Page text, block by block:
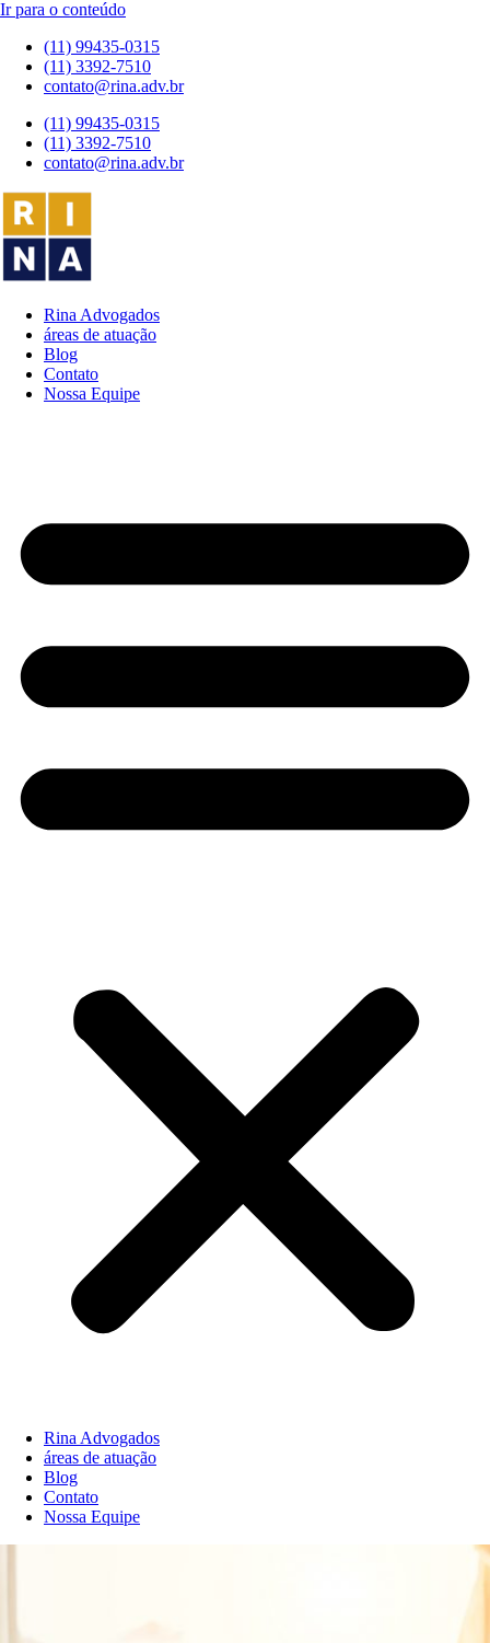
Ir para o conteúdo
(11) 99435-0315
(11) 3392-7510
contato@rina.adv.br
(11) 99435-0315
(11) 3392-7510
contato@rina.adv.br
Rina Advogados
áreas de atuação
Blog
Contato
Nossa Equipe
Rina Advogados
áreas de atuação
Blog
Contato
Nossa Equipe